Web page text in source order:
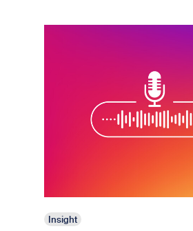
Insight